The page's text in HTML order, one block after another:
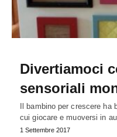
Divertiamoci
sensoriali
Il bambino per crescere ha
cui giocare e muoversi in
1 Settembre 2017